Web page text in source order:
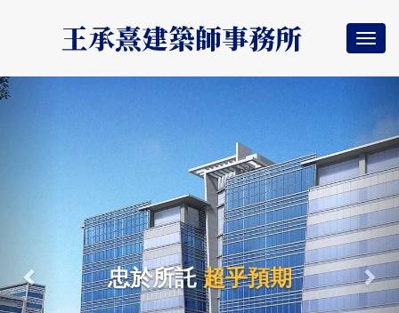
王承熹建築師事務所
忠於所託超乎預期